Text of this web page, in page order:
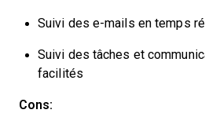
Suivi des e-mails en temps
Suivi des tâches et
facilités
Cons: